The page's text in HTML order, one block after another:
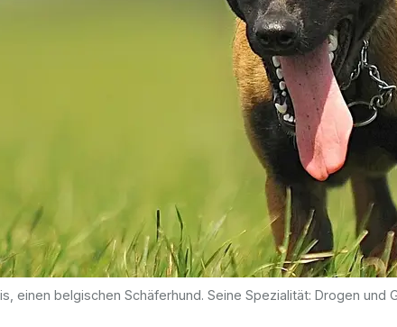
einen belgischen Schäferhund. Seine Spezialität: Drogen und